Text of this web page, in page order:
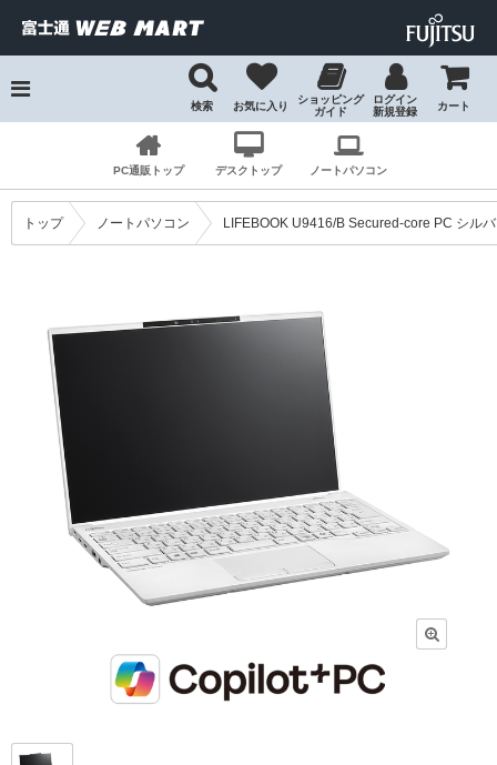
検索 お気に入り
ショッピング
ガイド
ログイン
新規登録
カート
PC通販トップ
デスクトップ ノートパソコン
トップ ノートパソコン LIFEBOOK U9416/B Secured-core PC シル